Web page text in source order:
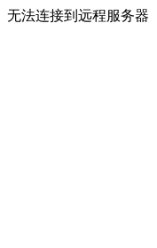
无法连接到远程服务器